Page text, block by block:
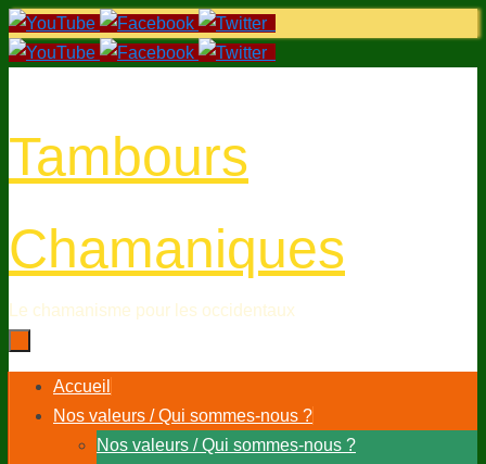
Passer
au
Tambours
Chamaniques
PasserAccueil
Nos valeurs / Qui sommes-nous ?